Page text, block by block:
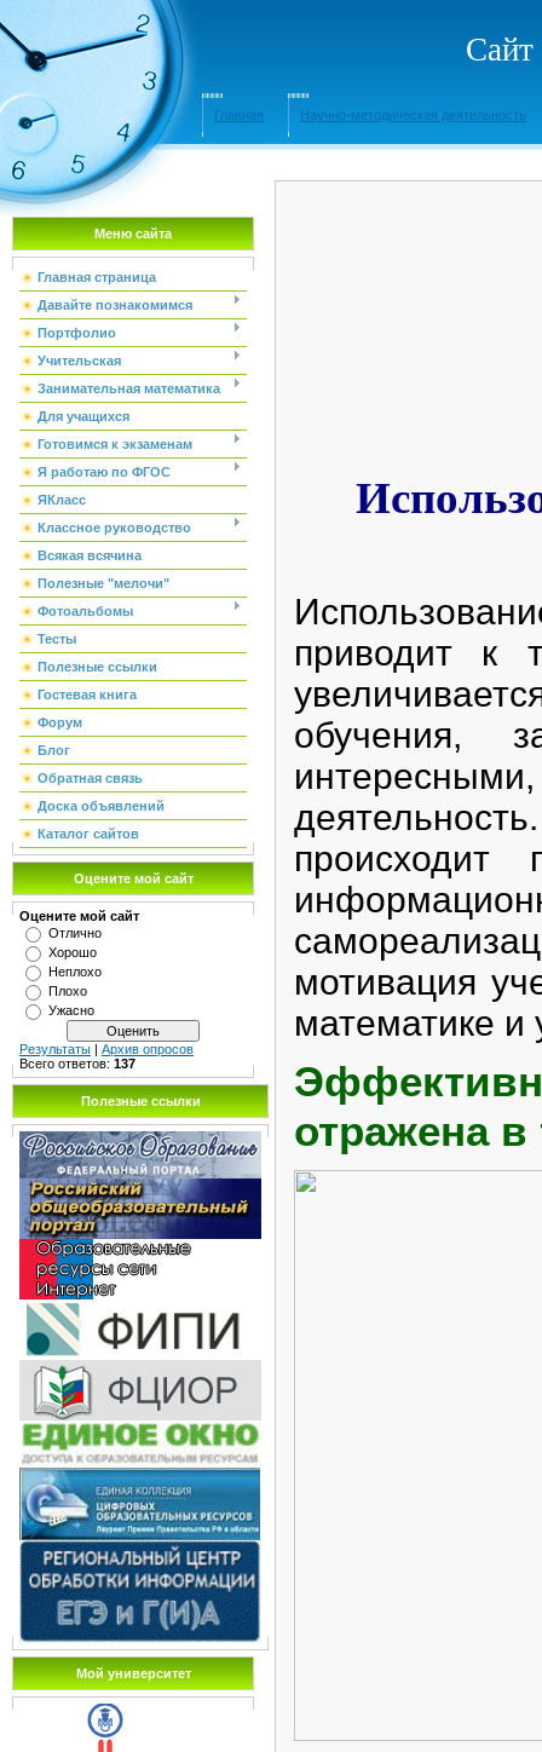
Сайт
Главная Научно-методическая деятельность
Меню сайта
Главная страница
Давайте познакомимся
Портфолио
Учительская
Занимательная математика
Для учащихся
Готовимся к экзаменам
Я работаю по ФГОС
ЯКласс
Классное руководство
Всякая всячина
Полезные "мелочи"
Фотоальбомы
Тесты
Полезные ссылки
Гостевая книга
Форум
Блог
Обратная связь
Доска объявлений
Каталог сайтов
Оцените мой сайт
Оцените мой сайт
Отлично
Хорошо
Неплохо
Плохо
Ужасно
Результаты | Архив опросов
Всего ответов: 137
Полезные ссылки
Мой университет
приводит к
обучения,
мотивация
математике и
отражена